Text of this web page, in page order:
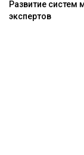
Развитие систем
экспертов